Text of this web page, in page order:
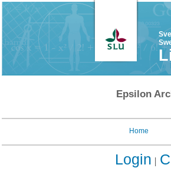
Epsilon
Home
Login